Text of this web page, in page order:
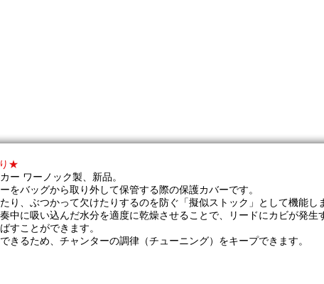
★
ー ワーノック製、新品。
をバッグから取り外して保管する際の保護カバーです。
り、ぶつかって欠けたりするのを防ぐ「擬似ストック」として機能し
中に吸い込んだ水分を適度に乾燥させることで、リードにカビが発生
すことができます。
きるため、チャンターの調律（チューニング）をキープできます。